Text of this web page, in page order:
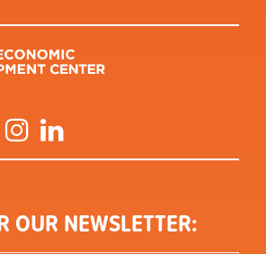
Instagram
OUR NEWSLETTER: